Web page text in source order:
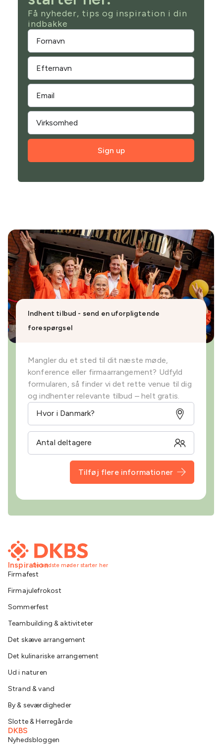
Få nyheder, tips og inspiration i din
indbakke
Sign up
Indhent tilbud - send en uforpligtende
forespørgsel
Mangler du et sted til dit næste møde,
konference eller firmaarrangement? Udfyld
formularen, så finder vi det rette venue til dig
og indhenter relevante tilbud – helt gratis.
Tilføj flere informationer
De bedste møder starter her
Inspiration
Firmafest
Firmajulefrokost
Sommerfest
Teambuilding & aktiviteter
Det skæve arrangement
Det kulinariske arrangement
Ud i naturen
Strand & vand
By & seværdigheder
Slotte & Herregårde
DKBS
Nyhedsbloggen